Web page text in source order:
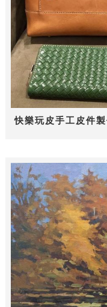
快樂玩皮手工皮件製